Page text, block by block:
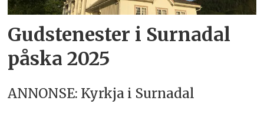
Gudstenester i Surnadal
påska 2025
ANNONSE: Kyrkja i Surnadal